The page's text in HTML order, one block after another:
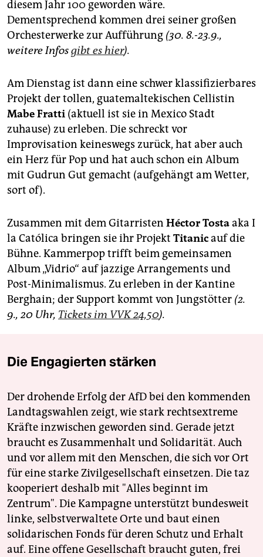
diesem Jahr 100 geworden wäre.
Dementsprechend kommen drei seiner großen
Orchesterwerke zur Aufführung (30. 8.-23.9.,
weitere Infosgibt es hier).
Am Dienstag ist dann eine schwer klassifizierbares
Projekt der tollen, guatemaltekischen Cellistin
Mabe Fratti (aktuell ist sie in Mexico Stadt
zuhause) zu erleben. Die schreckt vor
Improvisation keineswegs zurück, hat aber auch
ein Herz für Pop und hat auch schon ein Album
mit Gudrun Gut gemacht (aufgehängt am Wetter,
sort of).
Zusammen mit dem Gitarristen Héctor Tostaaka I
la Católica bringen sie ihr Projekt Titanicauf die
Bühne. Kammerpop trifft beim gemeinsamen
Album „Vidrio“ auf jazzige Arrangements und
Post-Minimalismus. Zu erleben in der Kantine
Berghain; der Support kommt von Jungstötter (2.
9., 20 Uhr, Tickets im VVK 24,50).
Die Engagierten stärken
Der drohende Erfolg der AfD bei den kommenden
Landtagswahlen zeigt, wie stark rechtsextreme
Kräfte inzwischen geworden sind. Gerade jetzt
braucht es Zusammenhalt und Solidarität. Auch
und vor allem mit den Menschen, die sich vor Ort
für eine starke Zivilgesellschaft einsetzen. Die taz
kooperiert deshalb mit "Alles beginnt im
Zentrum". Die Kampagne unterstützt bundesweit
linke, selbstverwaltete Orte und baut einen
solidarischen Fonds für deren Schutz und Erhalt
auf. Eine offene Gesellschaft braucht guten, frei